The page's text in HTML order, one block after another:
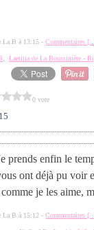
La B à 13:15 -Commentaires [
,Laetitia de La Boussinière -
0 vote
prends enfin le
ont déjà pu voir
comme je les aime,
La B à 15:12 -Commentaires [